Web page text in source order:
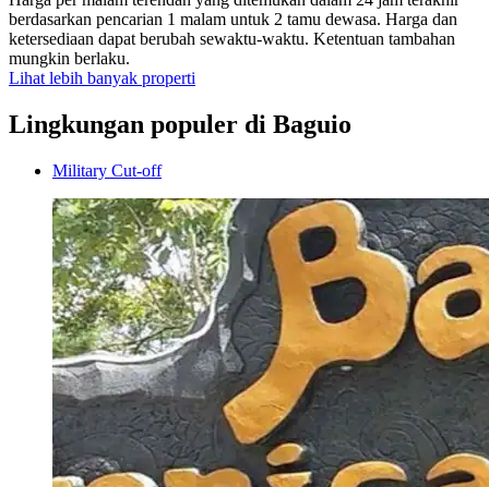
berdasarkan pencarian 1 malam untuk 2 tamu dewasa. Harga dan
ketersediaan dapat berubah sewaktu-waktu. Ketentuan tambahan
mungkin berlaku.
Lihat lebih banyak properti
Lingkungan populer di Baguio
Military Cut-off